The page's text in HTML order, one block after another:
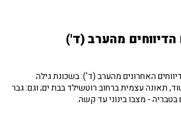
הדיווחים מהערב (ד')
האחרונים מהערב (ד'): בשכונת גילה
תאונה עצמית ברחוב רוטשילד בבת ים; וגם: גבר
- מצבו בינוני עד קשה.